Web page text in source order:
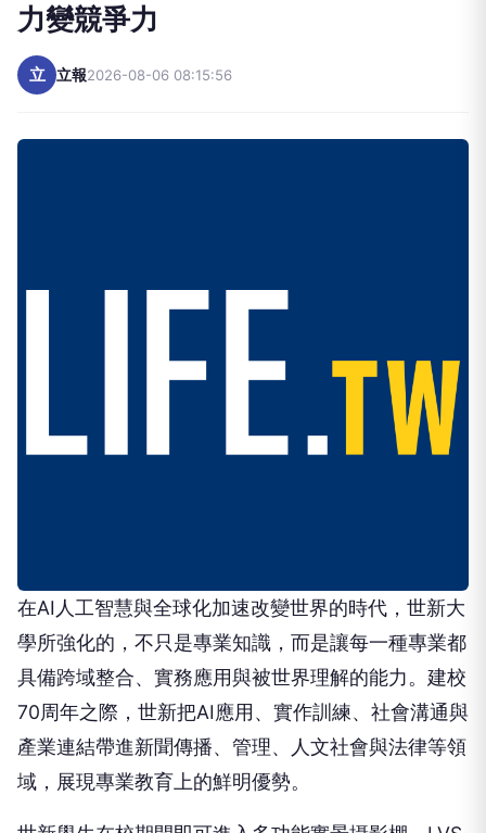
力變競爭力
立 立報2026-08-06 08:15:56
在AI人工智慧與全球化加速改變世界的時代，世新大
學所強化的，不只是專業知識，而是讓每一種專業都
具備跨域整合、實務應用與被世界理解的能力。建校
70周年之際，世新把AI應用、實作訓練、社會溝通與
產業連結帶進新聞傳播、管理、人文社會與法律等領
域，展現專業教育上的鮮明優勢。